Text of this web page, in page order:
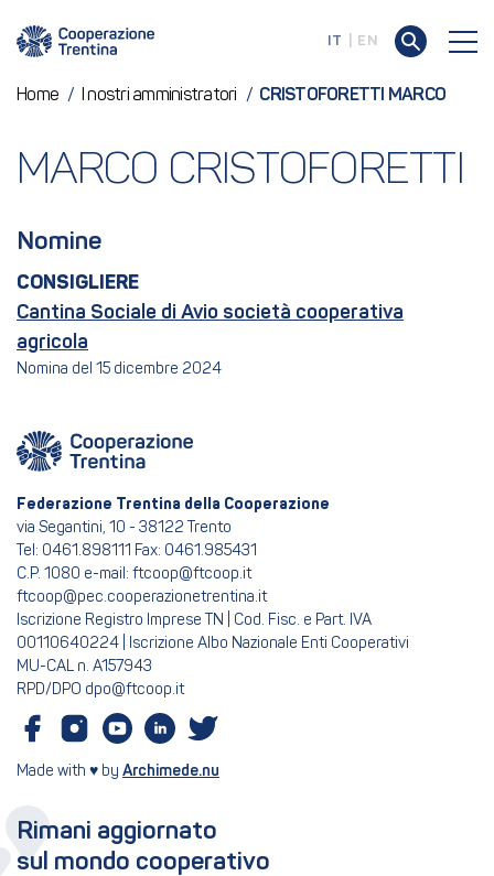
IT EN
Home / I nostri amministratori / CRISTOFORETTI MARCO
MARCO CRISTOFORETTI
Nomine
CONSIGLIERE
Cantina Sociale di Avio società cooperativa
agricola
Nomina del 15 dicembre 2024
Federazione Trentina della Cooperazione
via Segantini, 10 - 38122 Trento
Tel: 0461.898111 Fax: 0461.985431
C.P. 1080 e-mail: ftcoop@ftcoop.it
ftcoop@pec.cooperazionetrentina.it
Iscrizione Registro Imprese TN | Cod. Fisc. e Part. IVA
00110640224 | Iscrizione Albo Nazionale Enti Cooperativi
MU-CAL n. A157943
RPD/DPO dpo@ftcoop.it
Made with ♥ by Archimede.nu
Rimani aggiornato
sul mondo cooperativo